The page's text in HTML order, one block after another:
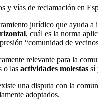
vías de reclamación en
jurídico que ayuda
, cuál es la norma
“comunidad de
relevante para la
o las actividades molestas sí
una disputa con la
adoptados.